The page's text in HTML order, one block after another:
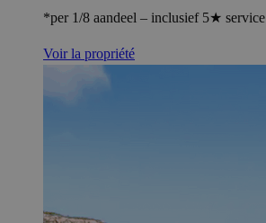
*per 1/8 aandeel – inclusief 5★ service
Voir la propriété